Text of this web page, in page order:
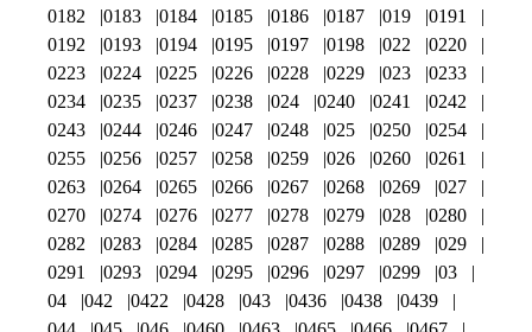
0182
0183 0184 0185 0186 0187 019
0191
0192
0193 0194 0195 0197 0198 022
0220
0223
0224 0225 0226 0228 0229 023
0233
0234
0235 0237 0238 024 0240 0241
0242
0243
0244 0246 0247 0248 025 0250
0254
0255
0256 0257 0258 0259 026 0260
0261
0263
0264 0265 0266 0267 0268 0269
027
0270
0274 0276 0277 0278 0279 028
0280
0282
0283 0284 0285 0287 0288 0289
029
0291
0293 0294 0295 0296 0297 0299
03
04
042 0422 0428 043 0436 0438
0439